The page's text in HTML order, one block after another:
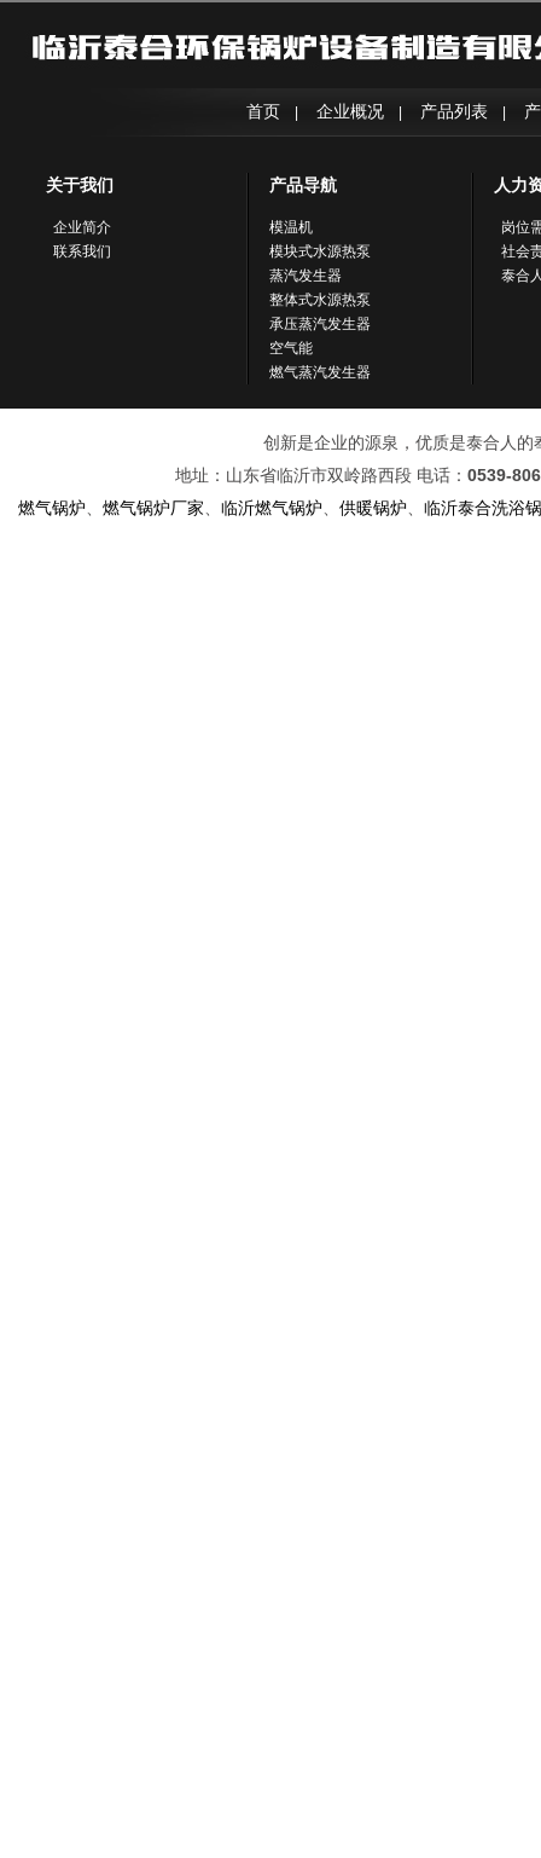
首页 企业概况| 产品列表
关于我们
企业简介
联系我们
产品导航
模温机
模块式水源热泵
蒸汽发生器
整体式水源热泵
承压蒸汽发生器
空气能
燃气蒸汽发生器
人力
岗位
社会
泰合
创新是企业的源泉，优质是泰合人
地址：山东省临沂市双岭路西段 电话： 0539-
燃气锅炉
燃气锅炉厂家 临沂燃气锅炉 供暖锅炉 临沂泰合洗浴